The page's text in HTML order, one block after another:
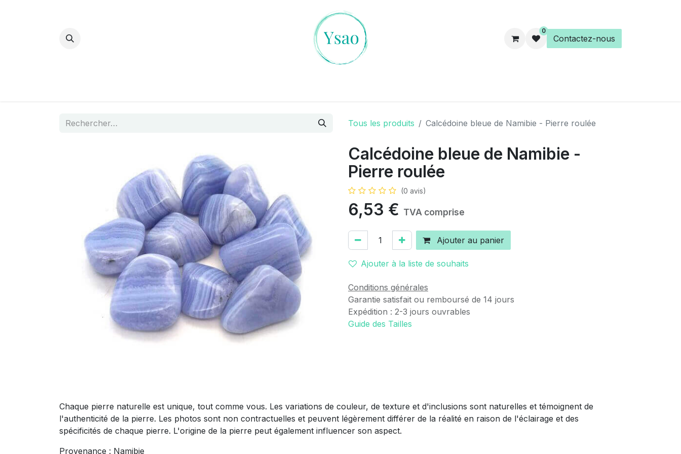
0
Contactez-nous
Tous les produits Calcédoine bleue de Namibie - Pierre roulée
Calcédoine bleue de Namibie -
Pierre roulée
(0 avis)
6,53 € TVA comprise
Ajouter au panier
Ajouter à la liste de souhaits
Conditions générales
Garantie satisfait ou remboursé de 14 jours
Expédition : 2-3 jours ouvrables
Guide des Tailles
Chaque pierre naturelle est unique, tout comme vous. Les variations de couleur, de texture et d'inclusions sont naturelles et témoignent de
l'authenticité de la pierre. Les photos sont non contractuelles et peuvent légèrement différer de la réalité en raison de l'éclairage et des
spécificités de chaque pierre. L'origine de la pierre peut également influencer son aspect.
Provenance : Namibie